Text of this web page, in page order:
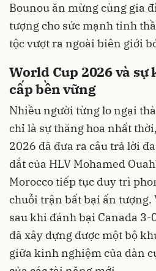
Bounou ăn mừng cùng gia
tượng cho sức mạnh tinh
tộc vượt ra ngoài biên giới
World Cup 2026 và
cấp bền vững
Nhiều người từng lo ngại
chỉ là sự thăng hoa nhất
2026 đã đưa ra câu trả lời
dắt của HLV Mohamed
Morocco tiếp tục duy trì
chuỗi trận bất bại ấn tượng.
sau khi đánh bại Canada 3-
đã xây dựng được một bộ
giữa kinh nghiệm của dàn